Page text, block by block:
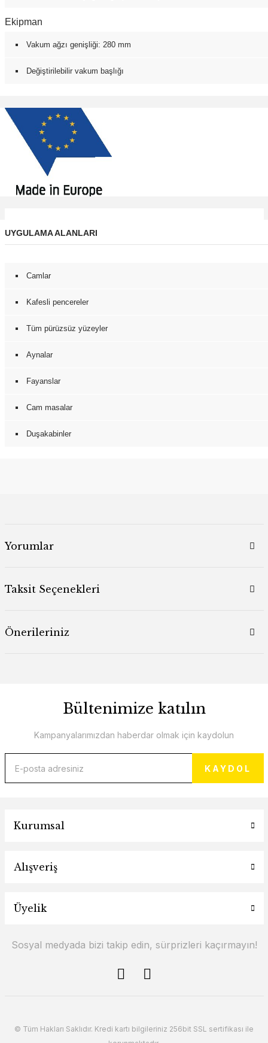
Ekipman
Vakum ağzı genişliği: 280 mm
Değiştirilebilir vakum başlığı
UYGULAMA ALANLARI
Camlar
Kafesli pencereler
Tüm pürüzsüz yüzeyler
Aynalar
Fayanslar
Cam masalar
Duşakabinler
Yorumlar
Taksit Seçenekleri
Önerileriniz
Bültenimize katılın
Kampanyalarımızdan haberdar olmak için kaydolun
KAYDOL
Kurumsal
Alışveriş
Üyelik
Sosyal medyada bizi takip edin, sürprizleri kaçırmayın!
© Tüm Hakları Saklıdır. Kredi kartı bilgileriniz 256bit SSL sertifikası ile